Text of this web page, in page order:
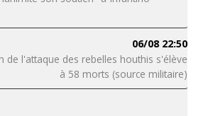
06/08 22:50
de l'attaque des rebelles houthis s'élève
à 58 morts (source militaire)